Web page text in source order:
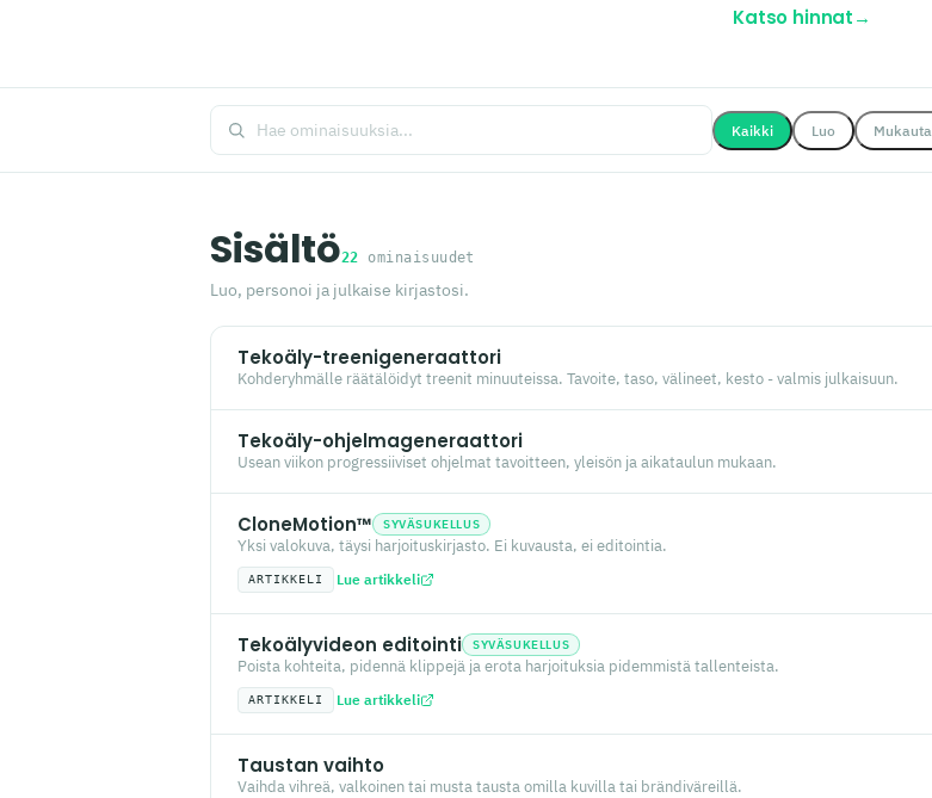
Katso hinnat→
Kaikki Luo Mukauta
Sisältö22 ominaisuudet
Luo, personoi ja julkaise kirjastosi.
Tekoäly-treenigeneraattori
Kohderyhmälle räätälöidyt treenit minuuteissa. Tavoite, taso, välineet, kesto - valmis julkaisuun.
Tekoäly-ohjelmageneraattori
Usean viikon progressiiviset ohjelmat tavoitteen, yleisön ja aikataulun mukaan.
CloneMotion™ SYVÄSUKELLUS
Yksi valokuva, täysi harjoituskirjasto. Ei kuvausta, ei editointia.
ARTIKKELI Lue artikkeli
Tekoälyvideon editointi SYVÄSUKELLUS
Poista kohteita, pidennä klippejä ja erota harjoituksia pidemmistä tallenteista.
ARTIKKELI Lue artikkeli
Taustan vaihto
Vaihda vihreä, valkoinen tai musta tausta omilla kuvilla tai brändiväreillä.